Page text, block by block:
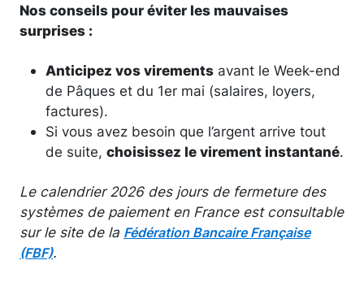
Nos conseils pour éviter les mauvaises
surprises :
Anticipez vos virements avant le Week-end
de Pâques et du 1er mai (salaires, loyers,
factures).
Si vous avez besoin que l’argent arrive tout
de suite, choisissez le virement instantané.
Le calendrier 2026 des jours de fermeture des
systèmes de paiement en France est consultable
sur le site de la Fédération Bancaire Française
(FBF).